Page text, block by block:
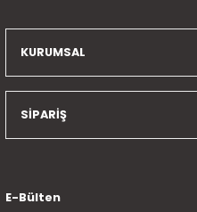
KURUMSAL
SİPARİŞ
E-Bülten